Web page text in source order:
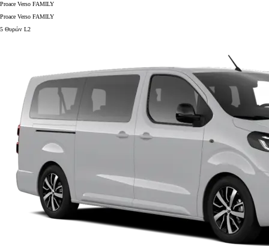
Proace Verso FAMILY
Proace Verso FAMILY
5 Θυρών L2